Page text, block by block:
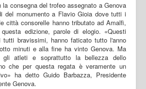
consegna del trofeo assegnato a Genova
del monumento a Flavio Gioia dove tutti i
città consorelle hanno tributato ad Amalfi,
edizione, parole di elogio. «Questi
tutti bravissimi, hanno faticato tutto l'anno
minuti e alla fine ha vinto Genova. Ma
gli atleti e soprattutto la bellezza dello
che per questa regata è veramente un
ha detto Guido Barbazza, Presidente
Genova.